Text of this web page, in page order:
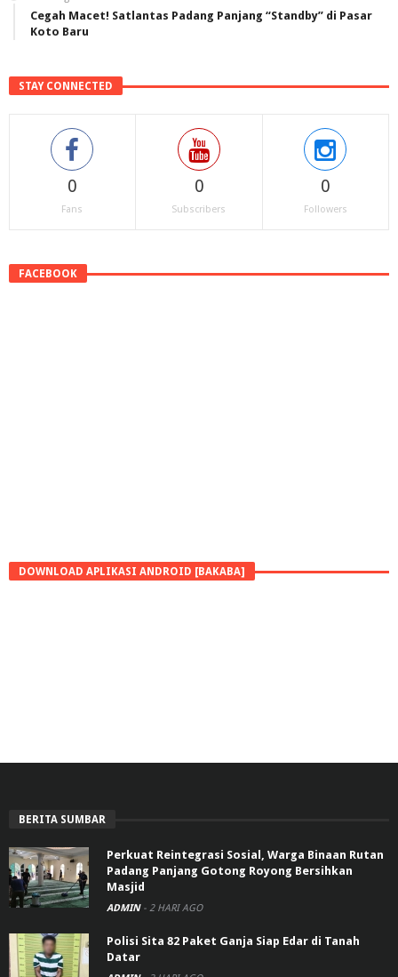
Cegah Macet! Satlantas Padang Panjang “Standby” di Pasar
Koto Baru
STAY CONNECTED
0
Fans
0
Subscribers
0
Followers
FACEBOOK
DOWNLOAD APLIKASI ANDROID [BAKABA]
BERITA SUMBAR
Perkuat Reintegrasi Sosial, Warga Binaan Rutan
Padang Panjang Gotong Royong Bersihkan
Masjid
ADMIN - 2 HARI AGO
Polisi Sita 82 Paket Ganja Siap Edar di Tanah
Datar